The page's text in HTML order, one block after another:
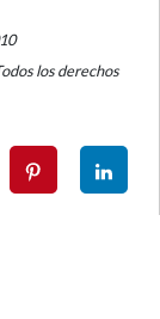
los derechos